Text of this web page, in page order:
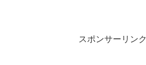
スポンサーリンク